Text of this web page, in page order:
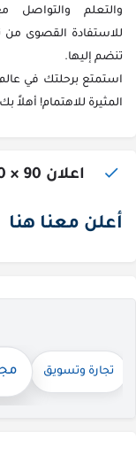
والتعلم
للاستفادة القصوى من
تنضم إليها.
استمتع برحلتك في
المثيرة للاهتمام! أهلاً
اعلان 90 × 600:
أعلن معنا هنا
تجارة وتسويق